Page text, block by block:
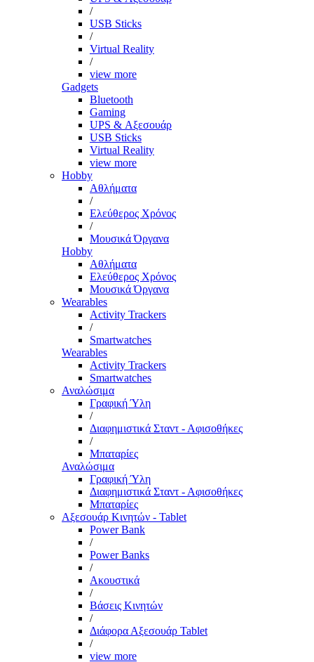
/
USB Sticks
/
Virtual Reality
/
view more
Gadgets
Bluetooth
Gaming
UPS & Αξεσουάρ
USB Sticks
Virtual Reality
view more
Hobby
Αθλήματα
/
Ελεύθερος Χρόνος
/
Μουσικά Όργανα
Hobby
Αθλήματα
Ελεύθερος Χρόνος
Μουσικά Όργανα
Wearables
Activity Trackers
/
Smartwatches
Wearables
Activity Trackers
Smartwatches
Αναλώσιμα
Γραφική Ύλη
/
Διαφημιστικά Σταντ - Αφισοθήκες
/
Μπαταρίες
Αναλώσιμα
Γραφική Ύλη
Διαφημιστικά Σταντ - Αφισοθήκες
Μπαταρίες
Αξεσουάρ Κινητών - Tablet
Power Bank
/
Power Banks
/
Ακουστικά
/
Βάσεις Κινητών
/
Διάφορα Αξεσουάρ Tablet
/
view more